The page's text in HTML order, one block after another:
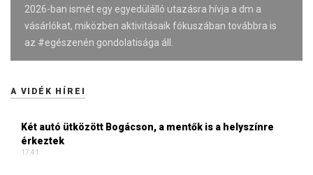
2026-ban ismét egy egyedülálló utazásra hívja a dm a
vásárlókat, miközben aktivitásaik fókuszában továbbra is
az #egészenén gondolatisága áll.
A VIDÉK HÍREI
Két autó ütközött Bogácson, a mentők is a helyszínre
érkeztek
17:41